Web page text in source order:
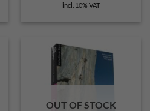
incl. 10% VAT
OUT OF STOCK